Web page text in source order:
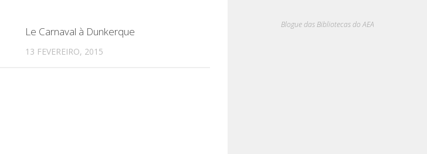
Le Carnaval à Dunkerque
13 FEVEREIRO, 2015
Blogue das Bibliotecas do AEA